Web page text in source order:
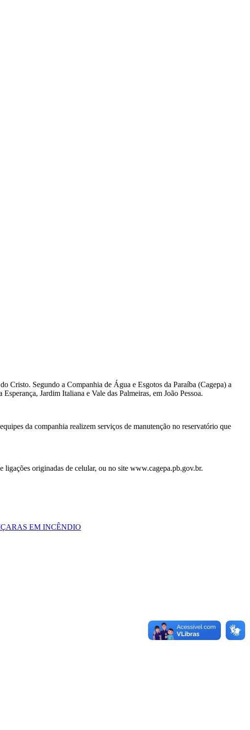
Cristo. Segundo a Companhia de Água e Esgotos da Paraíba (Cagepa) a
Jardim Italiana e Vale das Palmeiras, em João Pessoa.
da companhia realizem serviços de manutenção no reservatório que
ligações originadas de celular, ou no site www.cagepa.pb.gov.br.
EM INCÊNDIO